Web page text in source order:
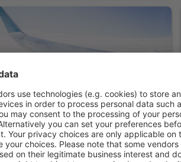
Camp Margaritaville
srpna 2026, 2 noci